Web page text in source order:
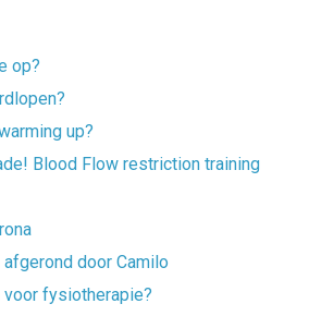
op?
up?
Blood Flow restriction training
door Camilo
fysiotherapie?